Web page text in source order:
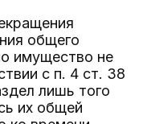
общего
имущество не
с п. 4 ст. 38
лишь того
их общей